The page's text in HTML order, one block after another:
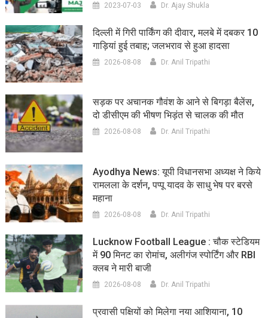
2023-07-03 Dr. Ajay Shukla
दिल्ली में गिरी पार्किंग की दीवार, मलबे में दबकर 10
गाड़ियां हुई तबाह; जलभराव से हुआ हादसा
2026-08-08 Dr. Anil Tripathi
सड़क पर अचानक गौवंश के आने से बिगड़ा बैलेंस,
दो डीसीएम की भीषण भिड़ंत से चालक की मौत
2026-08-08 Dr. Anil Tripathi
Ayodhya News: यूपी विधानसभा अध्यक्ष ने किये
रामलला के दर्शन, पप्पू यादव के साधु भेष पर बरसे
महाना
2026-08-08 Dr. Anil Tripathi
Lucknow Football League : चौक स्टेडियम
में 90 मिनट का रोमांच, अलीगंज स्पोर्टिंग और RBI
क्लब ने मारी बाजी
2026-08-08 Dr. Anil Tripathi
प्रवासी पक्षियों को मिलेगा नया आशियाना, 10